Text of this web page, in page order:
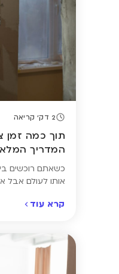
2 דק' קריאה
תוך כמה זמן
המדריך המלא
כשאתם רוכשים
אותו לעולם.
לתזמון יש תפקיד
מחמיצים אותו,
אם הנזק […]
קרא עוד